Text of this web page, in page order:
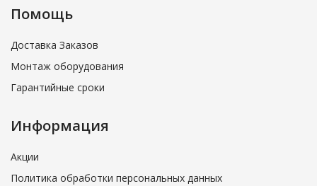
только температуру приточного и вытяжного воздуха, но и
его влагосодержание. Благодаря использованию
охлаждается и осушается летом, а также нагревается и
увлажняется зимой за счет вытяжного воздуха. Материал
различным газам, что обеспечивает свободное
загрязняющих веществ (углекислый газ, аммиак) через
стенки теплообменника.
Помощь
Доставка Заказов
Монтаж оборудования
Гарантийные сроки
Информация
Акции
Политика обработки персональных данных